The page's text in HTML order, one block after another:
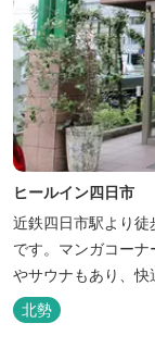
ヒールイン四日市
近鉄四日市駅より
です。マンガコー
やサウナもあり、快
北勢